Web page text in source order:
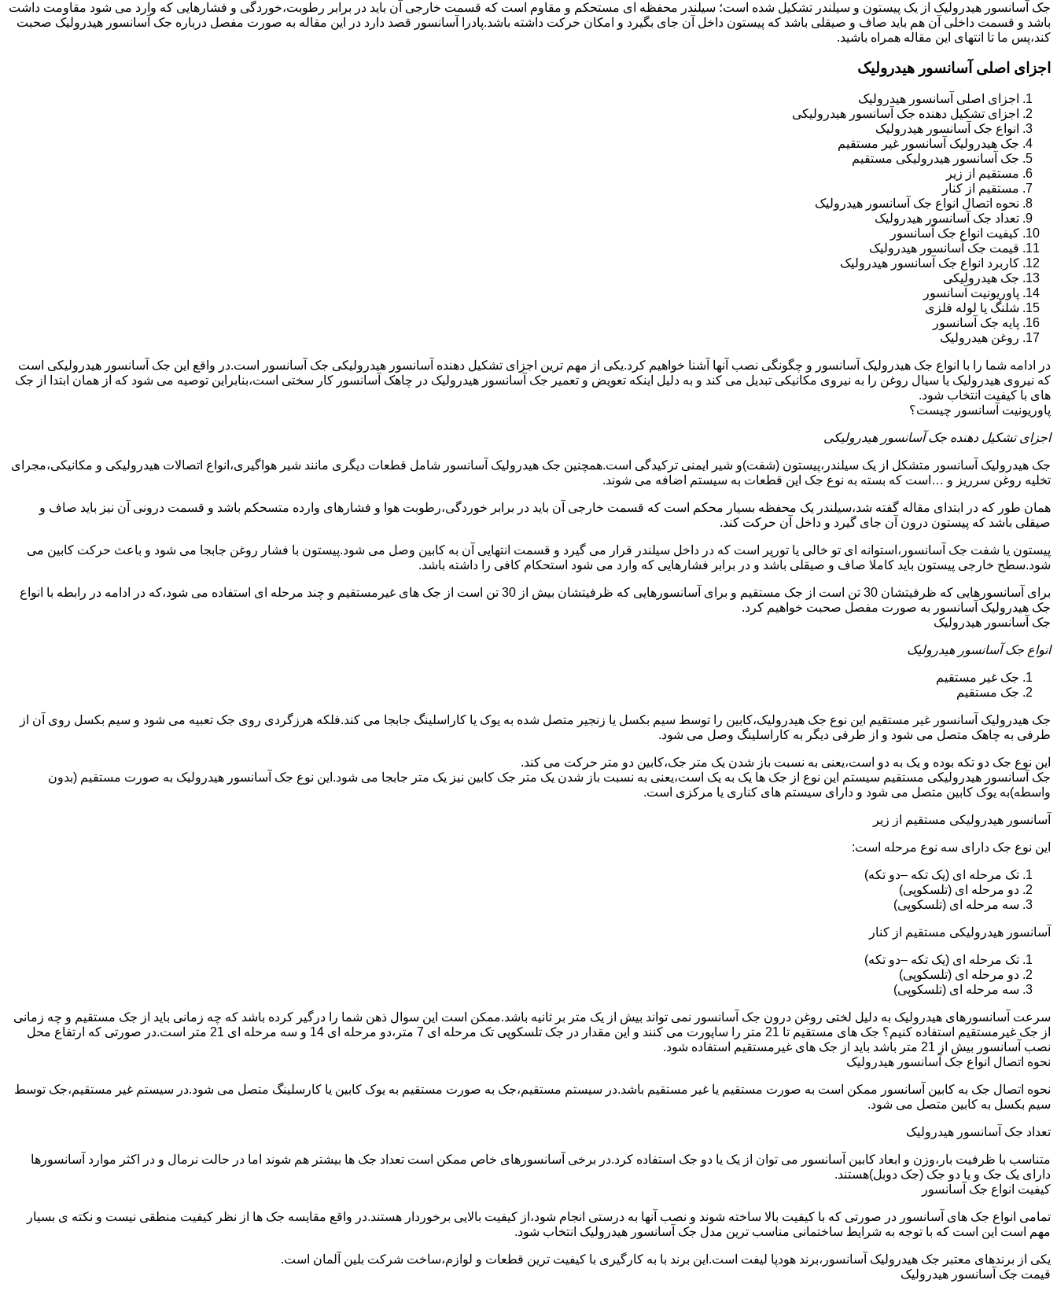
جک آسانسور هیدرولیک از یک پیستون و سیلندر تشکیل شده است؛ سیلندر محفظه ای مستحکم و مقاوم است که قسمت خارجی آن باید در برابر رطوبت،خوردگی و فشارهایی که وارد می شود مقاومت داشت
باشد و قسمت داخلی آن هم باید صاف و صیقلی باشد که پیستون داخل آن جای بگیرد و امکان حرکت داشته باشد.پادرا آسانسور قصد دارد در این مقاله به صورت مفصل درباره جک آسانسور هیدرولیک صحبت
کند،پس ما تا انتهای این مقاله همراه باشید.
اجزای اصلی آسانسور هیدرولیک
اجزای اصلی آسانسور هیدرولیک
اجزای تشکیل دهنده جک آسانسور هیدرولیکی
انواع جک آسانسور هیدرولیک
جک هیدرولیک آسانسور غیر مستقیم
جک آسانسور هیدرولیکی مستقیم
مستقیم از زیر
مستقیم از کنار
نحوه اتصال انواع جک آسانسور هیدرولیک
تعداد جک آسانسور هیدرولیک
کیفیت انواع جک آسانسور
قیمت جک آسانسور هیدرولیک
کاربرد انواع جک آسانسور هیدرولیک
جک هیدرولیکی
پاوریونیت آسانسور
شلنگ یا لوله فلزی
پایه جک آسانسور
روغن هیدرولیک
در ادامه شما را با انواع جک هیدرولیک آسانسور و چگونگی نصب آنها آشنا خواهیم کرد.یکی از مهم ترین اجزای تشکیل دهنده آسانسور هیدرولیکی جک آسانسور است.در واقع این جک آسانسور هیدرولیکی است
که نیروی هیدرولیک یا سیال روغن را به نیروی مکانیکی تبدیل می کند و به دلیل اینکه تعویض و تعمیر جک آسانسور هیدرولیک در چاهک آسانسور کار سختی است،بنابراین توصیه می شود که از همان ابتدا از جک
های با کیفیت انتخاب شود.
پاوریونیت آسانسور چیست؟
اجزای تشکیل دهنده جک آسانسور هیدرولیکی
جک هیدرولیک آسانسور متشکل از یک سیلندر،پیستون (شفت)و شیر ایمنی ترکیدگی است.همچنین جک هیدرولیک آسانسور شامل قطعات دیگری مانند شیر هواگیری،انواع اتصالات هیدرولیکی و مکانیکی،مجرای
تخلیه روغن سرریز و …است که بسته به نوع جک این قطعات به سیستم اضافه می شوند.
همان طور که در ابتدای مقاله گفته شد،سیلندر یک محفظه بسیار محکم است که قسمت خارجی آن باید در برابر خوردگی،رطوبت هوا و فشارهای وارده متسحکم باشد و قسمت درونی آن نیز باید صاف و
صیقلی باشد که پیستون درون آن جای گیرد و داخل آن حرکت کند.
پیستون یا شفت جک آسانسور،استوانه ای تو خالی یا تورپر است که در داخل سیلندر قرار می گیرد و قسمت انتهایی آن به کابین وصل می شود.پیستون با فشار روغن جابجا می شود و باعث حرکت کابین می
شود.سطح خارجی پیستون باید کاملا صاف و صیقلی باشد و در برابر فشارهایی که وارد می شود استحکام کافی را داشته باشد.
برای آسانسورهایی که ظرفیتشان 30 تن است از جک مستقیم و برای آسانسورهایی که ظرفیتشان بیش از 30 تن است از جک های غیرمستقیم و چند مرحله ای استفاده می شود،که در ادامه در رابطه با انواع
جک هیدرولیک آسانسور به صورت مفصل صحبت خواهیم کرد.
جک آسانسور هیدرولیک
انواع جک آسانسور هیدرولیک
جک غیر مستقیم
جک مستقیم
جک هیدرولیک آسانسور غیر مستقیم این نوع جک هیدرولیک،کابین را توسط سیم بکسل یا زنجیر متصل شده به یوک یا کاراسلینگ جابجا می کند.فلکه هرزگردی روی جک تعبیه می شود و سیم بکسل روی آن از
طرفی به چاهک متصل می شود و از طرفی دیگر به کاراسلینگ وصل می شود.
این نوع جک دو تکه بوده و یک به دو است،یعنی به نسبت باز شدن یک متر جک،کابین دو متر حرکت می کند.
جک آسانسور هیدرولیکی مستقیم سیستم این نوع از جک ها یک به یک است،یعنی به نسبت باز شدن یک متر جک کابین نیز یک متر جابجا می شود.این نوع جک آسانسور هیدرولیک به صورت مستقیم (بدون
واسطه)به یوک کابین متصل می شود و دارای سیستم های کناری یا مرکزی است.
آسانسور هیدرولیکی مستقیم از زیر
این نوع جک دارای سه نوع مرحله است:
تک مرحله ای (یک تکه –دو تکه)
دو مرحله ای (تلسکوپی)
سه مرحله ای (تلسکوپی)
آسانسور هیدرولیکی مستقیم از کنار
تک مرحله ای (یک تکه –دو تکه)
دو مرحله ای (تلسکوپی)
سه مرحله ای (تلسکوپی)
سرعت آسانسورهای هیدرولیک به دلیل لختی روغن درون جک آسانسور نمی تواند بیش از یک متر بر ثانیه باشد.ممکن است این سوال ذهن شما را درگیر کرده باشد که چه زمانی باید از جک مستقیم و چه زمانی
از جک غیرمستقیم استفاده کنیم؟ جک های مستقیم تا 21 متر را ساپورت می کنند و این مقدار در جک تلسکوپی تک مرحله ای 7 متر،دو مرحله ای 14 و سه مرحله ای 21 متر است.در صورتی که ارتفاع محل
نصب آسانسور بیش از 21 متر باشد باید از جک های غیرمستقیم استفاده شود.
نحوه اتصال انواع جک آسانسور هیدرولیک
نحوه اتصال جک به کابین آسانسور ممکن است به صورت مستقیم یا غیر مستقیم باشد.در سیستم مستقیم،جک به صورت مستقیم به یوک کابین یا کارسلینگ متصل می شود.در سیستم غیر مستقیم،جک توسط
سیم بکسل به کابین متصل می شود.
تعداد جک آسانسور هیدرولیک
متناسب با ظرفیت بار،وزن و ابعاد کابین آسانسور می توان از یک یا دو جک استفاده کرد.در برخی آسانسورهای خاص ممکن است تعداد جک ها بیشتر هم شوند اما در حالت نرمال و در اکثر موارد آسانسورها
دارای یک جک و یا دو جک (جک دوبل)هستند.
کیفیت انواع جک آسانسور
تمامی انواع جک های آسانسور در صورتی که با کیفیت بالا ساخته شوند و نصب آنها به درستی انجام شود،از کیفیت بالایی برخوردار هستند.در واقع مقایسه جک ها از نظر کیفیت منطقی نیست و نکته ی بسیار
مهم است این است که با توجه به شرایط ساختمانی مناسب ترین مدل جک آسانسور هیدرولیک انتخاب شود.
یکی از برندهای معتبر جک هیدرولیک آسانسور،برند هودپا لیفت است.این برند با به کارگیری با کیفیت ترین قطعات و لوازم،ساخت شرکت بلین آلمان است.
قیمت جک آسانسور هیدرولیک